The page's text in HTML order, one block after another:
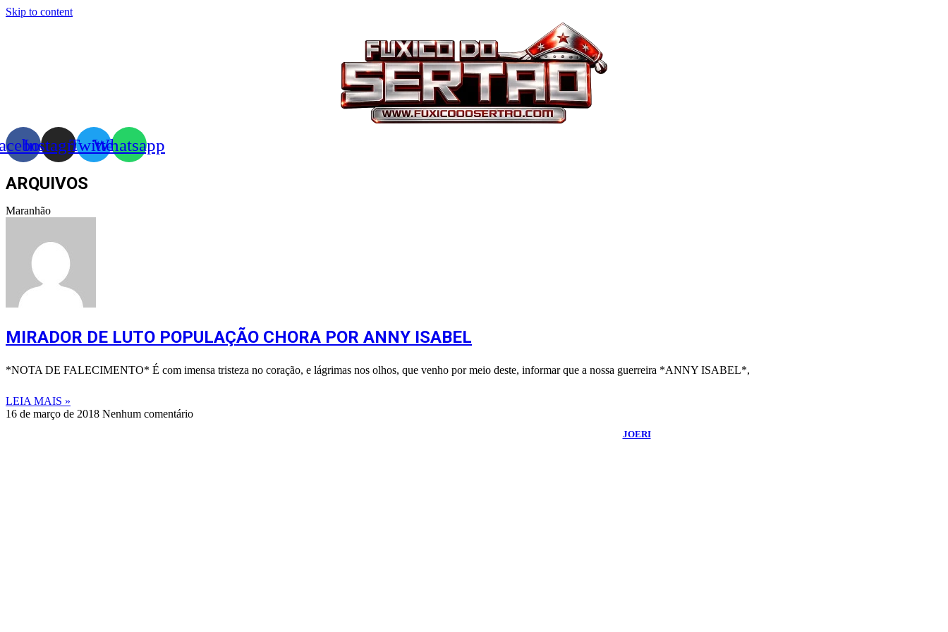
Skip to content
InstagramTwitterWhatsapp
ARQUIVOS
Maranhão
MIRADOR DE LUTO POPULAÇÃO CHORA POR ANNY ISABEL
*NOTA DE FALECIMENTO* É com imensa tristeza no coração, e lágrimas nos olhos, que venho por meio deste, informar que a nossa guerreira *ANNY ISABEL*,
LEIA MAIS »
16 de março de 2018 Nenhum comentário
JOERI